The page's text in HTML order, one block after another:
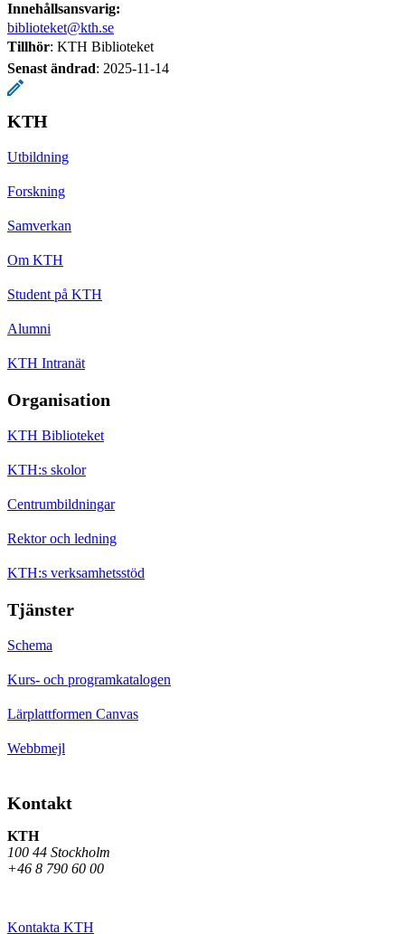
Innehållsansvarig:
biblioteket@kth.se
Tillhör: KTH Biblioteket
Senast ändrad: 2025-11-14
KTH
Utbildning
Forskning
Samverkan
Om KTH
Student på KTH
Alumni
KTH Intranät
Organisation
KTH Biblioteket
KTH:s skolor
Centrumbildningar
Rektor och ledning
KTH:s verksamhetsstöd
Tjänster
Schema
Kurs- och programkatalogen
Lärplattformen Canvas
Webbmejl
Kontakt
KTH
100 44 Stockholm
+46 8 790 60 00
Kontakta KTH